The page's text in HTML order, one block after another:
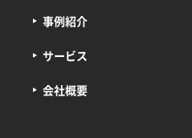
サービス
事例紹介
会社概要